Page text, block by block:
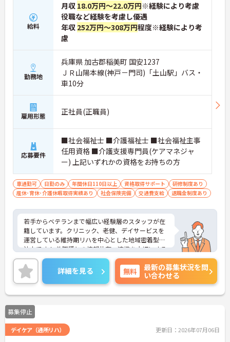
給料
月収 18.0万円～22.0万円※経験により考慮
役職など経験を考慮し優遇
年収 252万円～308万円程度※経験により考
慮
勤務地
兵庫県 加古郡稲美町 国安1237
ＪＲ山陽本線(神戸－門司)「土山駅」バス・
車10分
雇用形態 正社員(正職員)
応募要件
■社会福祉士 ■介護福祉士 ■社会福祉主事
任用資格 ■介護支援専門員(ケアマネジャ
ー) 上記いずれかの資格をお持ちの方
車通勤可 日勤のみ 年間休日110日以上 資格取得サポート
研修制度あり
産休･育休･介護休暇取得実績あり
社会保険完備 交通費支給 退職金制度あり
若手からベテランまで幅広い経験層のスタッフが在
籍しています。クリニック、老健、デイサービスを
運営している維持期リハを中心とした地域密着型の
法人です！ 他職種との情報共有、連携を大切にする
風土が有ります！
給与に関しては、年功序列制でなく抜擢人事を取り
入れておりますので、がんばり次第で役職、お給与
アップも中長期的に検討できます！
未経験の方も歓迎の求人です！
詳細を見る 無料
最新の募集状況を問
い合わせる
募集停止
デイケア（通所リハ） 更新日：2026年07月06日